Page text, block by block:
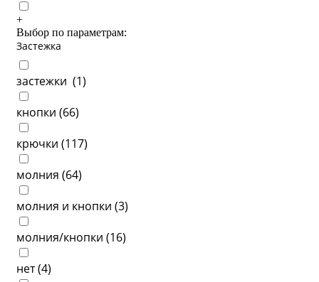
+
Выбор по параметрам:
Застежка
застежки (1)
кнопки (66)
крючки (117)
молния (64)
молния и кнопки (3)
молния/кнопки (16)
нет (4)